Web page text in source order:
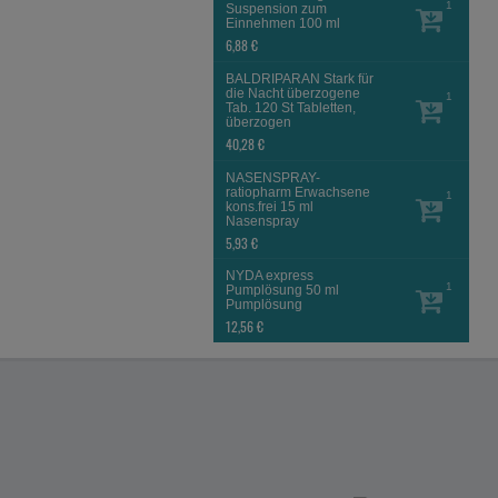
Suspension zum
Einnehmen 100 ml
6,88 €
1
BALDRIPARAN Stark für
die Nacht überzogene
Tab. 120 StTabletten,
überzogen
40,28 €
1
NASENSPRAY-
ratiopharm Erwachsene
kons.frei 15 ml
Nasenspray
5,93 €
1
NYDA express
Pumplösung50 ml
Pumplösung
12,56 €
1